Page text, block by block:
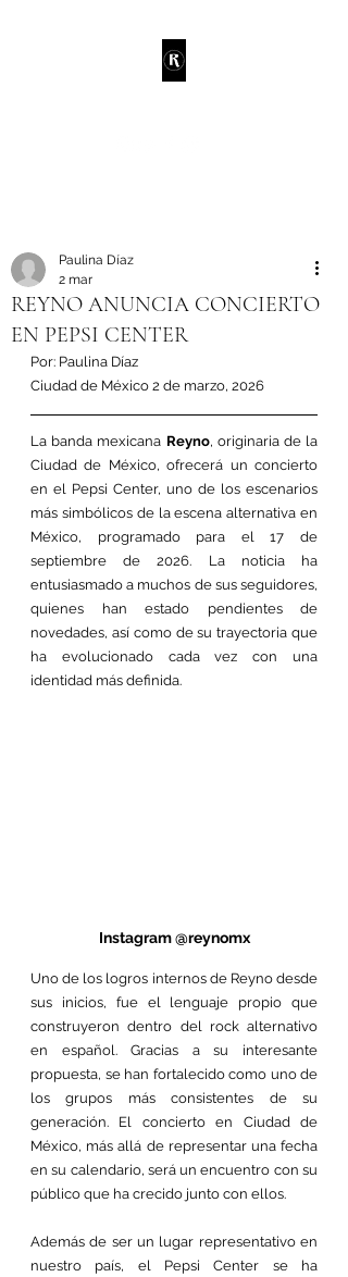
REYNO ANUNCIA CONCIERTO
EN PEPSI CENTER
Paulina Díaz
2 mar
Por: Paulina Díaz
Ciudad de México 2 de marzo, 2026
La banda mexicana Reyno, originaria de la
Ciudad de México, ofrecerá un concierto
en el Pepsi Center, uno de los escenarios
más simbólicos de la escena alternativa en
México, programado para el 17 de
septiembre de 2026. La noticia ha
entusiasmado a muchos de sus seguidores,
quienes han estado pendientes de
novedades, así como de su trayectoria que
ha evolucionado cada vez con una
identidad más definida.
Instagram @reynomx
Uno de los logros internos de Reyno desde
sus inicios, fue el lenguaje propio que
construyeron dentro del rock alternativo
en español. Gracias a su interesante
propuesta, se han fortalecido como uno de
los grupos más consistentes de su
generación. El concierto en Ciudad de
México, más allá de representar una fecha
en su calendario, será un encuentro con su
público que ha crecido junto con ellos.
Además de ser un lugar representativo en
nuestro país, el Pepsi Center se ha